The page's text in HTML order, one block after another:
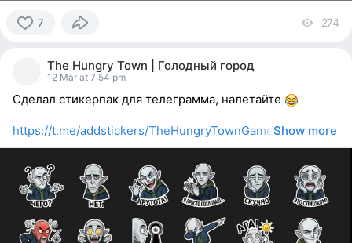
7 274
The Hungry Town | Голодный город
12 Mar at 7:54 pm
Сделал стикерпак для телеграмма, налетайте
https://t.me/addstickers/TheHungryTownGameShow more